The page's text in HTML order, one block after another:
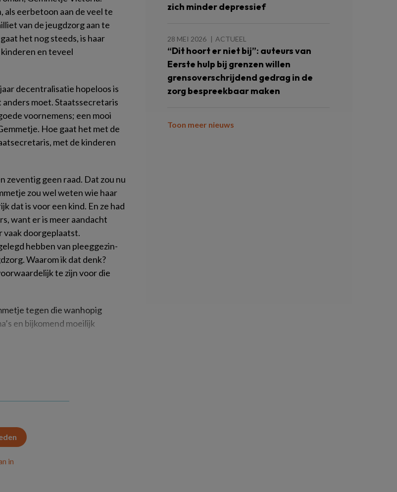
als eerbetoon aan de veel te
van de jeugdzorg aan te
het nog steeds, is haar
en teveel
decentralisatie hopeloos is
moet. Staatssecretaris
voornemens; een mooi
Hoe gaat het met de
met de kinderen
zeventig geen raad. Dat zou nu
zou wel weten wie haar
dat is voor een kind. En ze had
want er is meer aandacht
vaak doorgeplaatst.
hebben van pleeggezin-
Waarom ik dat denk?
te zijn voor die
tegen die wanhopig
en bijkomend moeilijk
in
zich minder depressief
28 MEI 2026 ACTUEEL
“Dit hoort er niet bij”: auteurs van
Eerste hulp bij grenzen willen
grensoverschrijdend gedrag in de
zorg bespreekbaar maken
Toon meer nieuws